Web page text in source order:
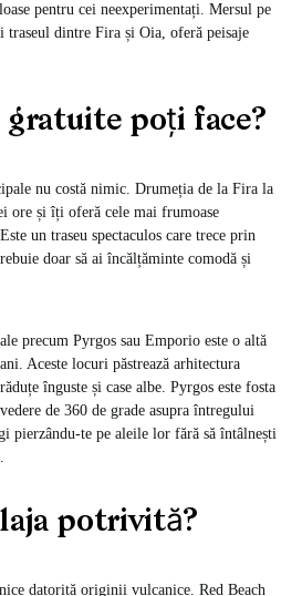
pentru cei neexperimentați. Mersul pe
dintre Fira și Oia, oferă peisaje
poți face?
nu costă nimic. Drumeția de la Fira la
ore și îți oferă cele mai frumoase
un traseu spectaculos care trece prin
doar să ai încălțăminte comodă și
precum Pyrgos sau Emporio este o altă
Aceste locuri păstrează arhitectura
înguste și case albe. Pyrgos este fosta
de 360 de grade asupra întregului
pierzându-te pe aleile lor fără să întâlnești
potrivită?
datorită originii vulcanice. Red Beach